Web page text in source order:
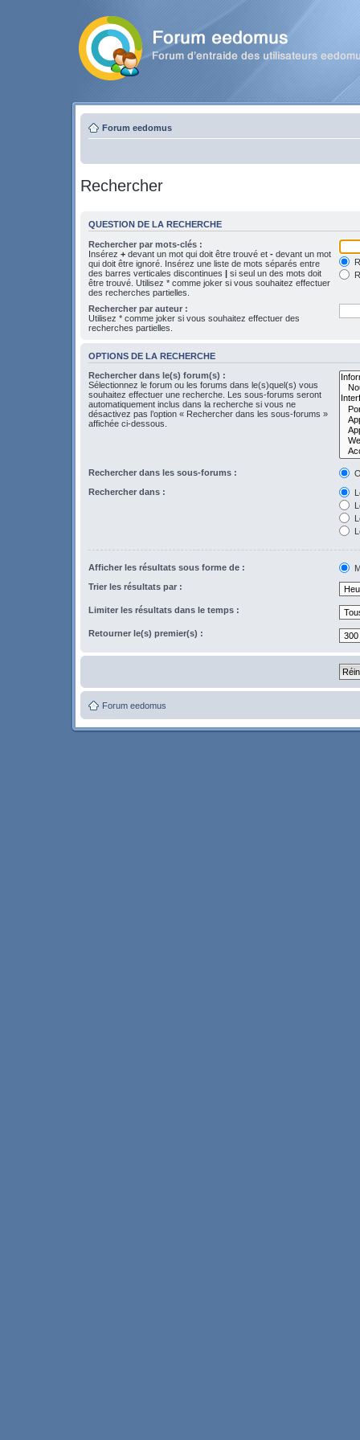
Forum eedomus
Rechercher
QUESTION DE LA RECHERCHE
Rechercher par mots-clés :
Insérez + devant un mot qui doit être trouvé et - devant un mot
qui doit être ignoré. Insérez une liste de mots séparés entre
des barres verticales discontinues | si seul un des mots doit
être trouvé. Utilisez * comme joker si vous souhaitez effectuer
des recherches partielles.
Rechercher par auteur :
Utilisez * comme joker si vous souhaitez effectuer des
recherches partielles.
OPTIONS DE LA RECHERCHE
Rechercher dans le(s) forum(s) :
Sélectionnez le forum ou les forums dans le(s)quel(s) vous
souhaitez effectuer une recherche. Les sous-forums seront
automatiquement inclus dans la recherche si vous ne
désactivez pas l’option « Rechercher dans les sous-forums »
affichée ci-dessous.
Rechercher dans les sous-forums :
Rechercher dans :
Afficher les résultats sous forme de :
Trier les résultats par :
Limiter les résultats dans le temps :
Retourner le(s) premier(s) :
Forum eedomus